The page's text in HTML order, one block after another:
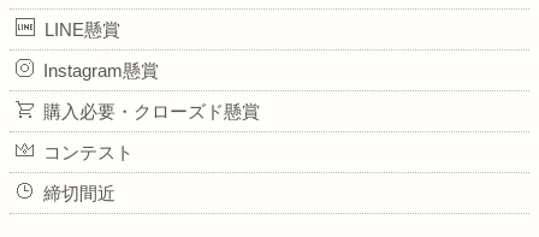
LINE懸賞
Instagram懸賞
購入必要・クローズド懸賞
コンテスト
締切間近